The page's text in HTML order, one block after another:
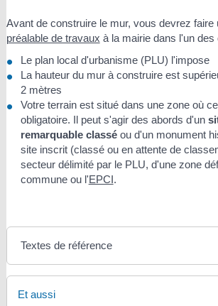
Avant de construire le mur, vous devrez faire
préalable de travaux à la mairie dans l'un
Le plan local d'urbanisme (PLU) l'impose
La hauteur du mur à construire est
2 mètres
Votre terrain est situé dans une zone où
obligatoire. Il peut s'agir des abords d'un
remarquable classéou d'un monument
site inscrit (classé ou en attente de
secteur délimité par le PLU, d'une zone
commune ou l'EPCI.
Textes de référence
Et aussi